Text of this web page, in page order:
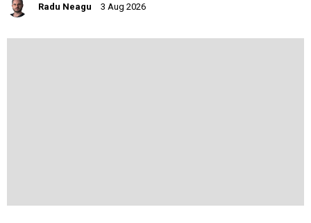
Radu Neagu 3 Aug 2026